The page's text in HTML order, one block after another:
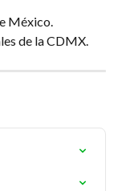
México.
de la CDMX.